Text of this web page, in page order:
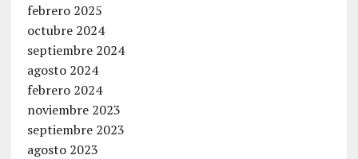
febrero 2025
octubre 2024
septiembre 2024
agosto 2024
febrero 2024
noviembre 2023
septiembre 2023
agosto 2023